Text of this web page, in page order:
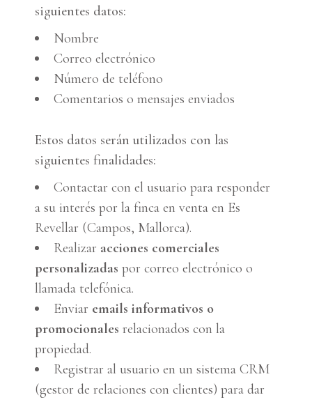
siguientes datos:
Nombre
Correo electrónico
Número de teléfono
Comentarios o mensajes enviados
Estos datos serán utilizados con las
siguientes finalidades:
Contactar con el usuario para responder
a su interés por la finca en venta en Es
Revellar (Campos, Mallorca).
Realizar acciones comerciales
personalizadas por correo electrónico o
llamada telefónica.
Enviar emails informativos o
promocionales relacionados con la
propiedad.
Registrar al usuario en un sistema CRM
(gestor de relaciones con clientes) para dar